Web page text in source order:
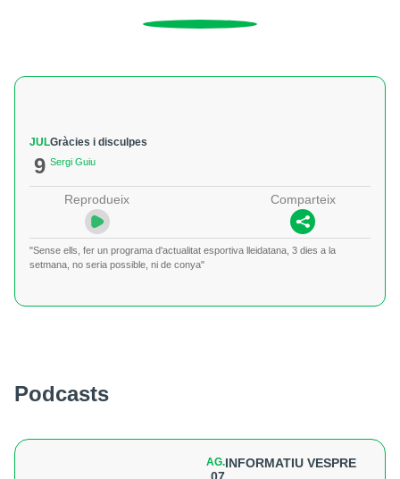
JUL
9
Gràcies i disculpes
Sergi Guiu
Reprodueix Comparteix
"Sense ells, fer un programa d'actualitat esportiva lleidatana, 3 dies a la
setmana, no seria possible, ni de conya"
Podcasts
AG.
07
INFORMATIU VESPRE